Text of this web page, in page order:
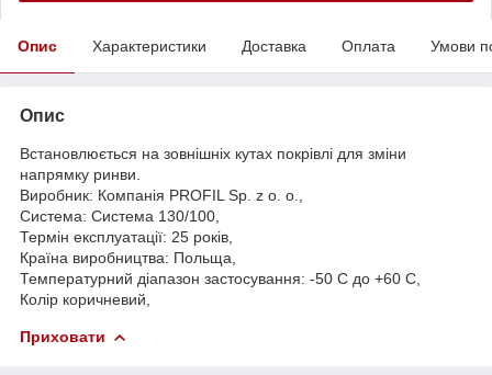
Опис Характеристики Доставка Оплата Умови
Опис
Встановлюється на зовнішніх кутах покрівлі для зміни
напрямку ринви.
Виробник: Компанія PROFIL Sp. z o. o.,
Система: Система 130/100,
Термін експлуатації: 25 років,
Країна виробництва: Польща,
Температурний діапазон застосування: -50 С до +60 С,
Колір коричневий,
Приховати